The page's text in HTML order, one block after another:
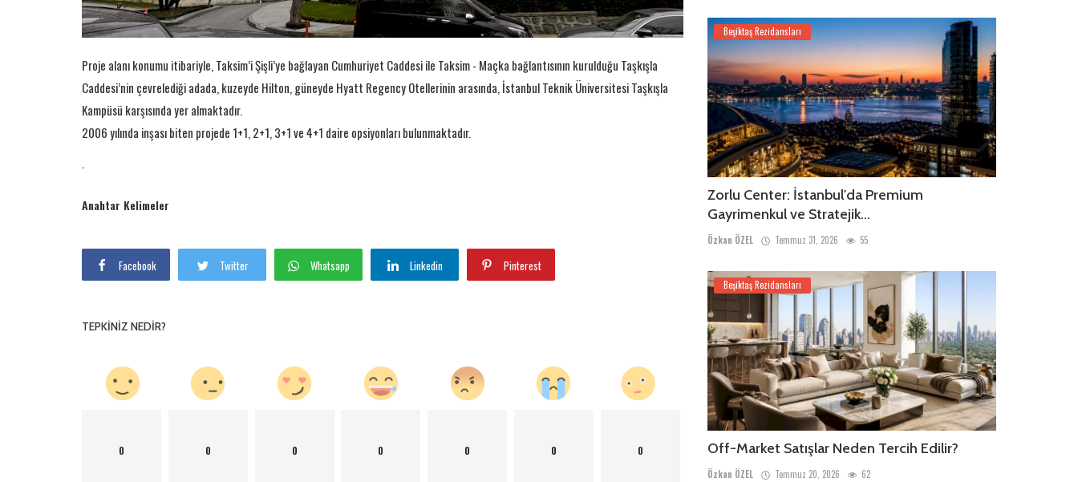
Proje alanı konumu itibariyle, Taksim’i Şişli’ye bağlayan Cumhuriyet Caddesi ile Taksim - Maçka bağlantısının kurulduğu Taşkışla
Caddesi’nin çevrelediği adada, kuzeyde Hilton, güneyde Hyatt Regency Otellerinin arasında, İstanbul Teknik Üniversitesi Taşkışla
Kampüsü karşısında yer almaktadır.
2006 yılında inşası biten projede 1+1, 2+1, 3+1 ve 4+1 daire opsiyonları bulunmaktadır.
.
Anahtar Kelimeler
Facebook Twitter Whatsapp Linkedin Pinterest
TEPKINIZ NEDIR?
0 0 0 0 0 0 0
Beşiktaş Rezidansları
Zorlu Center: İstanbul'da Premium
Gayrimenkul ve Stratejik...
Özkan ÖZEL Temmuz 31, 2026 55
Beşiktaş Rezidansları
Off-Market Satışlar Neden Tercih Edilir?
Özkan ÖZEL Temmuz 20, 2026 62